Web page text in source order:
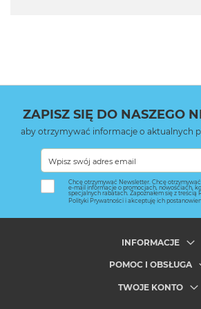
Waga:40g (waha się +/- 4g w zależności
Zewnętrzna powłoka wykonana z
wegańskiej mikrofibry skórzanej
przemysłowych.
Ultralekki korpus z poliwęglanu
Gumowy zderzak z TPU
Formowane przyciski z TPU
Wysokotemperaturowe magnesy
Wysokowytrzymały ceramiczny
1x Etui Everyday Clarino Case
ZAPISZ SIĘ DO NASZEGO
aby otrzymywać informacje o aktualnych
Chcę otrzymywać Newsletter. Chcę
e-mail informacje o promocjach, nowościach,
specjalnych rabatach. Zapoznałem się z treścią
Polityki Prywatności i akceptuję ich
INFORMACJE
POMOC I OBSŁUGA
TWOJE KONTO